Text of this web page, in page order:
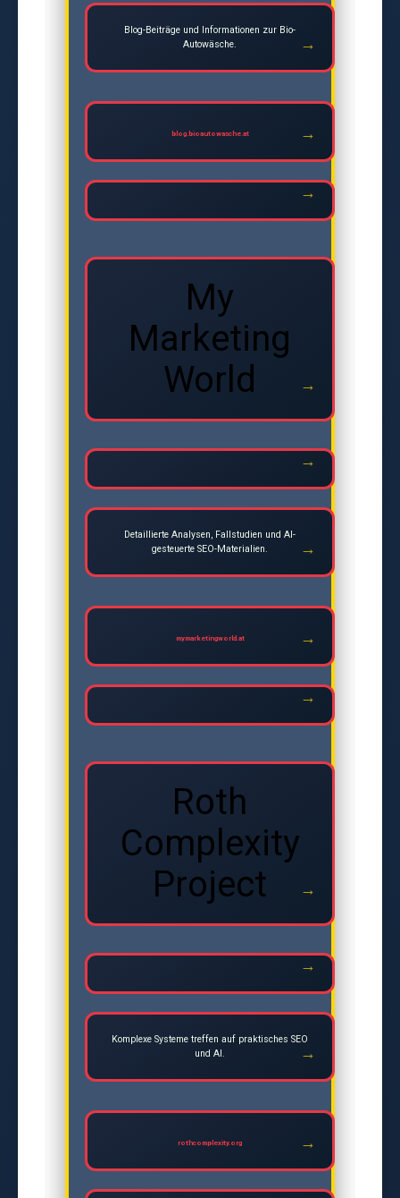
Blog-Beiträge und Informationen zur Bio-
Autowäsche.
blog.bioautowasche.at
My
Marketing
World
Detaillierte Analysen, Fallstudien und AI-
gesteuerte SEO-Materialien.
mymarketingworld.at
Roth
Complexity
Project
Komplexe Systeme treffen auf praktisches SEO
und AI.
rothcomplexity.org